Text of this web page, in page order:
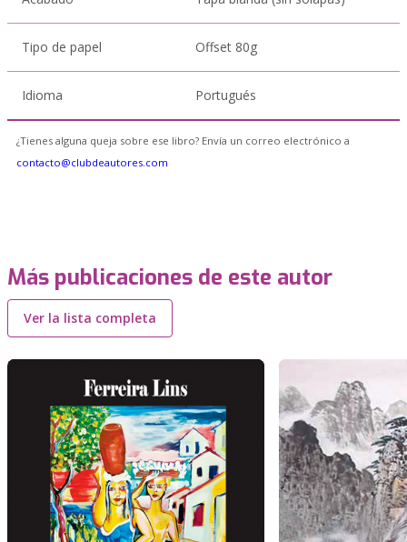
Tipo de papel Offset 80g
Idioma Portugués
¿Tienes alguna queja sobre ese libro? Envía un correo electrónico a
contacto@clubdeautores.com
Más publicaciones de este autor
Ver la lista completa